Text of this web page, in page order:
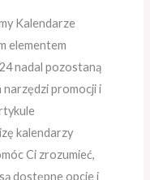
Kalendarze
elementem
nadal pozostaną
narzędzi promocji i
kalendarzy
Ci zrozumieć,
dostępne opcje i